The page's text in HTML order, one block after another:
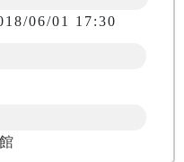
06/01 17:30